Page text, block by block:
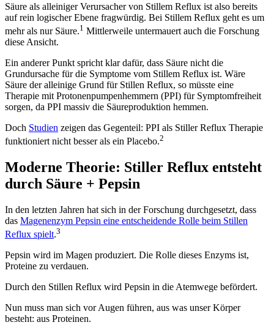
Säure als alleiniger Verursacher von Stillem Reflux ist also bereits
auf rein logischer Ebene fragwürdig. Bei Stillem Reflux geht es um
mehr als nur Säure.1 Mittlerweile untermauert auch die Forschung
diese Ansicht.
Ein anderer Punkt spricht klar dafür, dass Säure nicht die
Grundursache für die Symptome vom Stillem Reflux ist. Wäre
Säure der alleinige Grund für Stillen Reflux, so müsste eine
Therapie mit Protonenpumpenhemmern (PPI) für Symptomfreiheit
sorgen, da PPI massiv die Säureproduktion hemmen.
Doch Studien zeigen das Gegenteil: PPI als Stiller Reflux Therapie
funktioniert nicht besser als ein Placebo.2
Moderne Theorie: Stiller Reflux entsteht
durch Säure + Pepsin
In den letzten Jahren hat sich in der Forschung durchgesetzt, dass
das Magenenzym Pepsin eine entscheidende Rolle beim Stillen
Reflux spielt.3
Pepsin wird im Magen produziert. Die Rolle dieses Enzyms ist,
Proteine zu verdauen.
Durch den Stillen Reflux wird Pepsin in die Atemwege befördert.
Nun muss man sich vor Augen führen, aus was unser Körper
besteht: aus Proteinen.